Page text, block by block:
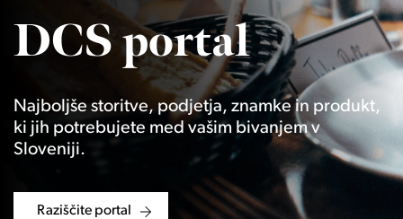
DCS portal
Najboljše storitve, podjetja, znamke in produkt,
ki jih potrebujete med vašim bivanjem v
Sloveniji.
Raziščite portal